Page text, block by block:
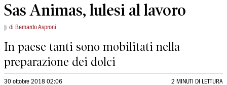
Sas Animas, lulesi al lavoro
di Bernardo Asproni
In paese tanti sono mobilitati nella
preparazione dei dolci
30 ottobre 2018 02:06 2 MINUTI DI LETTURA